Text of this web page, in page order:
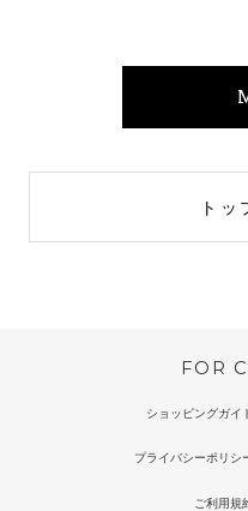
トッ
FOR
ショッピングガイ
プライバシーポリシ
ご利用規